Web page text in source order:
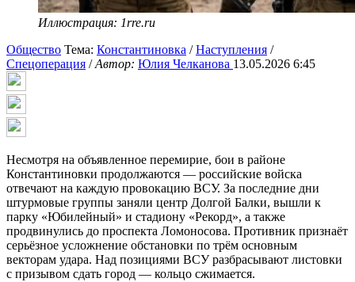
Иллюстрация: 1rre.ru
Общество Тема: Константиновка /Наступления /
Спецоперация /Автор: Юлия Челканова 13.05.2026 6:45
Несмотря на объявленное перемирие, бои в районе
Константиновки продолжаются — российские войска
отвечают на каждую провокацию ВСУ. За последние дни
штурмовые группы заняли центр Долгой Балки, вышли к
парку «Юбилейный» и стадиону «Рекорд», а также
продвинулись до проспекта Ломоносова. Противник признаёт
серьёзное усложнение обстановки по трём основным
векторам удара. Над позициями ВСУ разбрасывают листовки
с призывом сдать город — кольцо сжимается.